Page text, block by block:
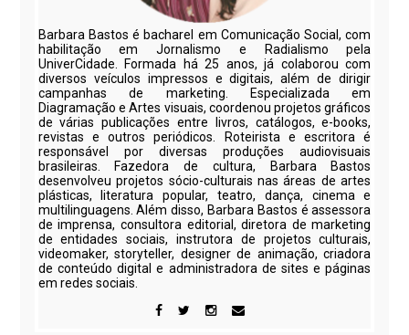
Barbara Bastos é bacharel em Comunicação Social, com
habilitação em Jornalismo e Radialismo pela
UniverCidade. Formada há 25 anos, já colaborou com
diversos veículos impressos e digitais, além de dirigir
campanhas de marketing. Especializada em
Diagramação e Artes visuais, coordenou projetos gráficos
de várias publicações entre livros, catálogos, e-books,
revistas e outros periódicos. Roteirista e escritora é
responsável por diversas produções audiovisuais
brasileiras. Fazedora de cultura, Barbara Bastos
desenvolveu projetos sócio-culturais nas áreas de artes
plásticas, literatura popular, teatro, dança, cinema e
multilinguagens. Além disso, Barbara Bastos é assessora
de imprensa, consultora editorial, diretora de marketing
de entidades sociais, instrutora de projetos culturais,
videomaker, storyteller, designer de animação, criadora
de conteúdo digital e administradora de sites e páginas
em redes sociais.